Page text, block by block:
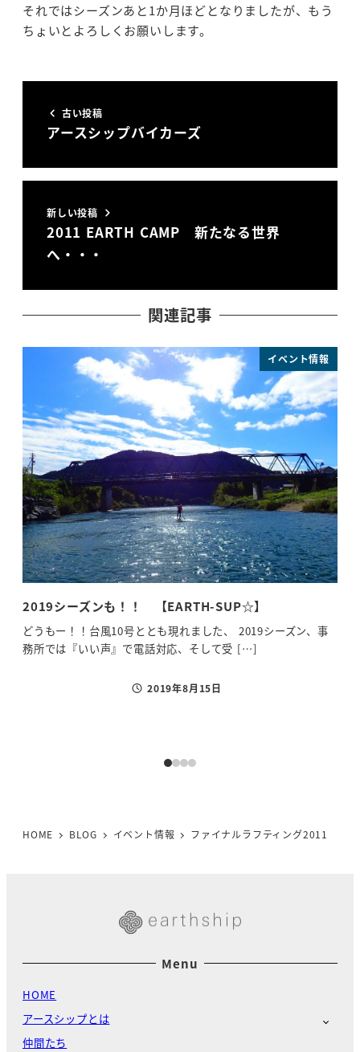
それではシーズンあと1か月ほどとなりましたが、もう
ちょいとよろしくお願いします。
古い投稿
アースシップバイカーズ
新しい投稿
2011 EARTH CAMP 新たなる世界
へ・・・
関連記事
イベント情報
2019シーズンも！！ 【EARTH-SUP☆】
どうもー！！台風10号ととも現れました、 2019シーズン、事
務所では『いい声』で電話対応、そして受 […]
投稿日2019年8月15日
HOME BLOG イベント情報 ファイナルラフティング2011
Menu
HOME
アースシップとは
仲間たち